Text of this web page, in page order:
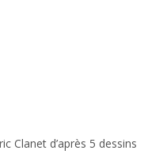
Clanet d’après 5 dessins